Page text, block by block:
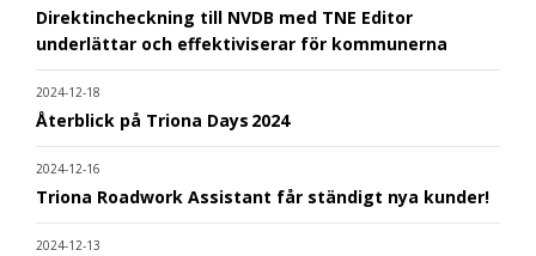
Direktincheckning till NVDB med TNE Editor
underlättar och effektiviserar för kommunerna
2024-12-18
Återblick på Triona Days 2024
2024-12-16
Triona Roadwork Assistant får ständigt nya kunder!
2024-12-13